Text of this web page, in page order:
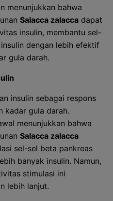
menunjukkan bahwa
Salacca zalacca dapat
insulin, membantu sel-
dengan lebih efektif
gula darah.
insulin sebagai respons
kadar gula darah.
menunjukkan bahwa
Salacca zalacca
sel-sel beta pankreas
banyak insulin. Namun,
stimulasi ini
lebih lanjut.